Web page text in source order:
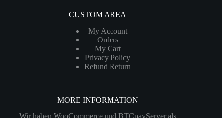
CUSTOM AREA
My Account
Orders
My Cart
Privacy Policy
Refund Return
MORE INFORMATION
Wir haben WooCommerce und BTCpayServer als